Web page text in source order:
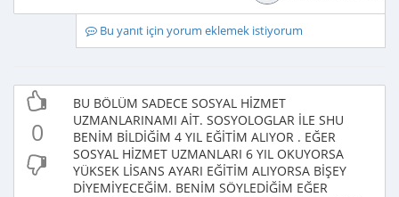
Bu yanıt için yorum eklemek istiyorum
0
BU BÖLÜM SADECE SOSYAL HİZMET
UZMANLARINAMI AİT. SOSYOLOGLAR İLE SHU
BENİM BİLDİĞİM 4 YIL EĞİTİM ALIYOR . EĞER
SOSYAL HİZMET UZMANLARI 6 YIL OKUYORSA
YÜKSEK LİSANS AYARI EĞİTİM ALIYORSA BİŞEY
DİYEMİYECEĞİM. BENİM SÖYLEDİĞİM EĞER